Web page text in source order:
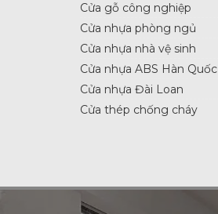
Cửa gỗ công nghiệp
Cửa nhựa phòng ngủ
Cửa nhựa nhà vệ sinh
Cửa nhựa ABS Hàn Quốc
Cửa nhựa Đài Loan
Cửa thép chống cháy